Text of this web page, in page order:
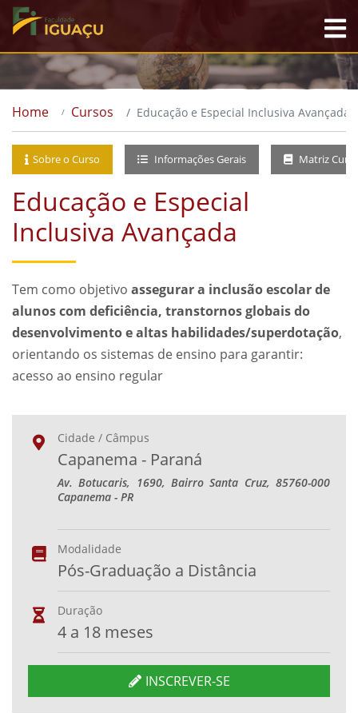
Home Cursos Educação e Especial Inclusiva Avançada
Sobre o Curso Informações Gerais Matriz
Educação e Especial
Inclusiva Avançada
Tem como objetivo assegurar a inclusão escolar de
alunos com deficiência, transtornos globais do
desenvolvimento e altas habilidades/superdotação,
orientando os sistemas de ensino para garantir:
acesso ao ensino regular
Cidade / Câmpus
Capanema - Paraná
Av. Botucaris, 1690, Bairro Santa Cruz, 85760-000
Capanema - PR
Modalidade
Pós-Graduação a Distância
Duração
4 a 18 meses
INSCREVER-SE